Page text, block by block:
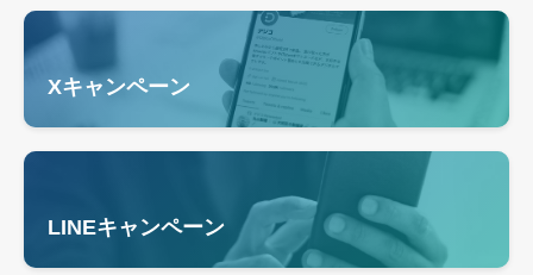
Xキャンペーン
LINEキャンペーン